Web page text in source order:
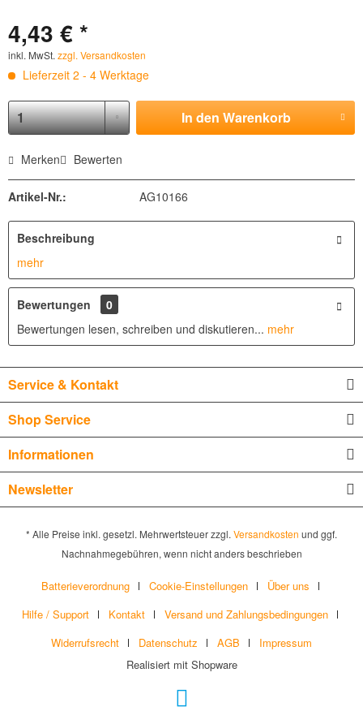
4,43 € *
inkl. MwSt. zzgl. Versandkosten
Lieferzeit 2 - 4 Werktage
In denWarenkorb
Merken Bewerten
Artikel-Nr.: AG10166
Beschreibung
mehr
Bewertungen
0
Bewertungen lesen, schreiben und diskutieren... mehr
Service & Kontakt
Shop Service
Informationen
Newsletter
* Alle Preise inkl. gesetzl. Mehrwertsteuer zzgl. Versandkosten und ggf.
Nachnahmegebühren, wenn nicht anders beschrieben
Batterieverordnung Cookie-Einstellungen
Über uns
Hilfe / Support
Kontakt
Versand und Zahlungsbedingungen
Widerrufsrecht
Datenschutz AGB
Impressum
Realisiert mit Shopware